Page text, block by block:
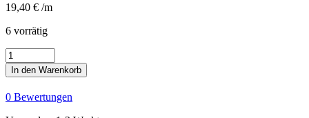
19,40 € /m
6 vorrätig
Green
Fields
-
Tonal
Leaves
-
In den Warenkorb
0 Bewertungen